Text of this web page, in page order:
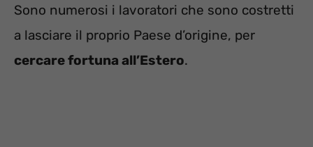
Sono numerosi i lavoratori che sono costretti
a lasciare il proprio Paese d’origine, per
cercare fortuna all’Estero.